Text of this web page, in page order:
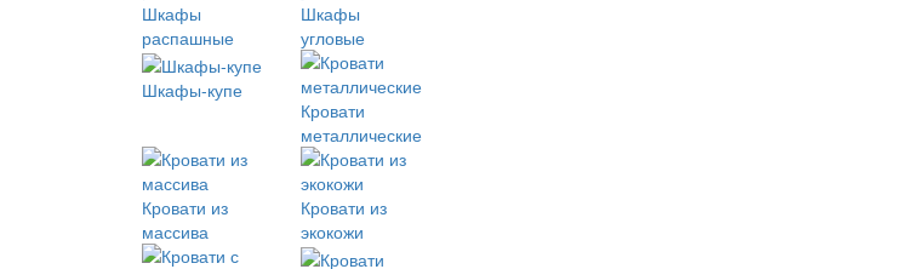
Шкафы
распашные
Шкафы
угловые
Шкафы-купе
Кровати
металлические
Кровати из
массива
Кровати из
экокожи